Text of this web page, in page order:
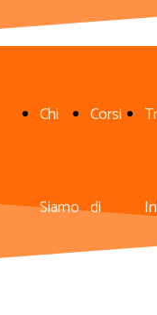
Chi
Siamo
Corsi
di